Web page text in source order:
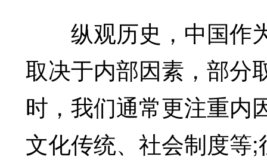
纵观历史，中国作
取决于内部因素，部分
时，我们通常更注重内
文化传统、社会制度等